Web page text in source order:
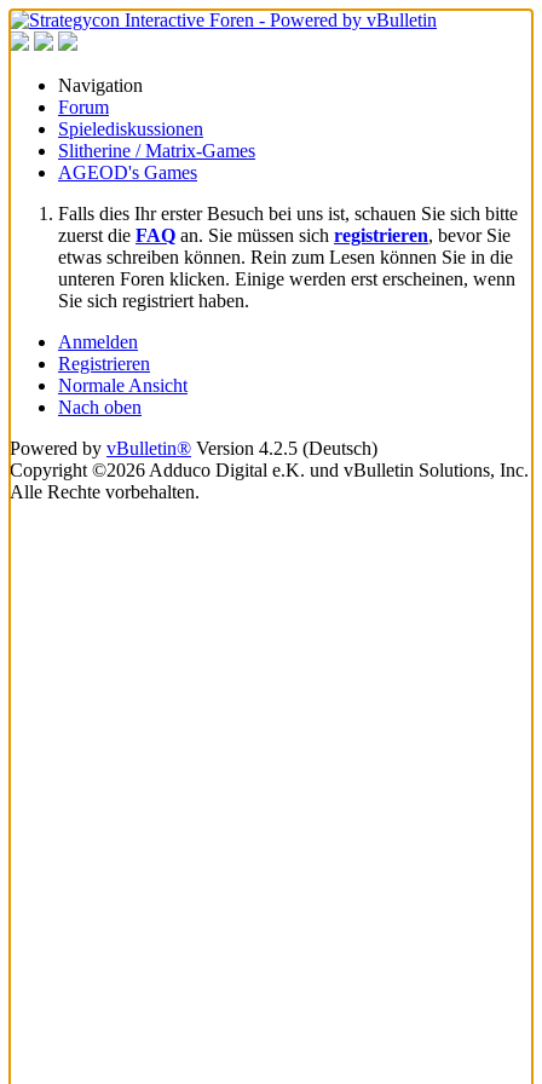
Navigation
Forum
Spielediskussionen
Slitherine / Matrix-Games
AGEOD's Games
Falls dies Ihr erster Besuch bei uns ist, schauen Sie sich bitte
zuerst die FAQ an. Sie müssen sich registrieren, bevor Sie
etwas schreiben können. Rein zum Lesen können Sie in die
unteren Foren klicken. Einige werden erst erscheinen, wenn
Sie sich registriert haben.
Anmelden
Registrieren
Normale Ansicht
Nach oben
Powered by vBulletin® Version 4.2.5 (Deutsch)
Copyright ©2026 Adduco Digital e.K. und vBulletin Solutions, Inc.
Alle Rechte vorbehalten.